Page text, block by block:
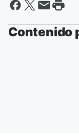
Contenido